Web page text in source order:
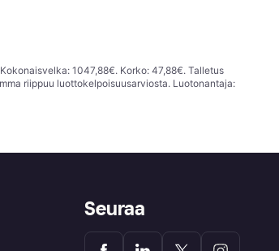
1047,88€. Korko: 47,88€. Talletus
riippuu luottokelpoisuusarviosta. Luotonantaja:
Seuraa